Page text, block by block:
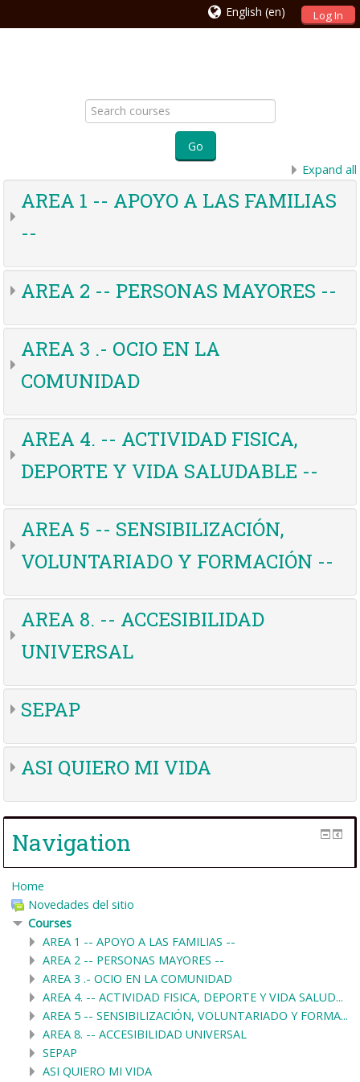
Log In
English ‎(en)‎
Search
courses
Go
Expand all
AREA 1 -- APOYO A LAS FAMILIAS
--
AREA 2 -- PERSONAS MAYORES --
AREA 3 .- OCIO EN LA
COMUNIDAD
AREA 4. -- ACTIVIDAD FISICA,
DEPORTE Y VIDA SALUDABLE --
AREA 5 -- SENSIBILIZACIÓN,
VOLUNTARIADO Y FORMACIÓN --
AREA 8. -- ACCESIBILIDAD
UNIVERSAL
SEPAP
ASI QUIERO MI VIDA
Navigation
Home
Novedades del sitio
Courses
AREA 1 -- APOYO A LAS FAMILIAS --
AREA 2 -- PERSONAS MAYORES --
AREA 3 .- OCIO EN LA COMUNIDAD
AREA 4. -- ACTIVIDAD FISICA, DEPORTE Y VIDA SALUD...
AREA 5 -- SENSIBILIZACIÓN, VOLUNTARIADO Y FORMA...
AREA 8. -- ACCESIBILIDAD UNIVERSAL
SEPAP
ASI QUIERO MI VIDA